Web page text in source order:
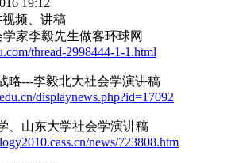
频、讲稿
家李毅先生做客环球网
thread-2998444-1-1.html
略---李毅北大社会学演讲稿
displaynews.php?id=17092
、山东大学社会学演讲稿
news/723808.htm